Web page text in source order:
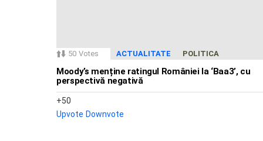
50 Votes ACTUALITATE POLITICA
Moody’s menține ratingul României la ‘Baa3’, cu
perspectivă negativă
50
Upvote Downvote